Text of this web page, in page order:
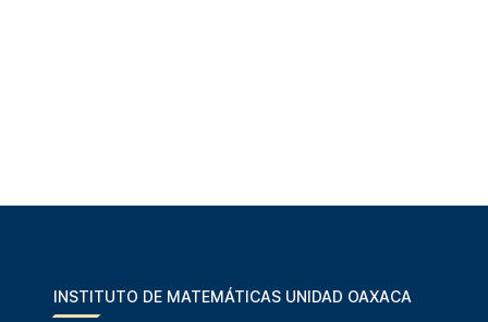
INSTITUTO DE MATEMÁTICAS UNIDAD OAXACA